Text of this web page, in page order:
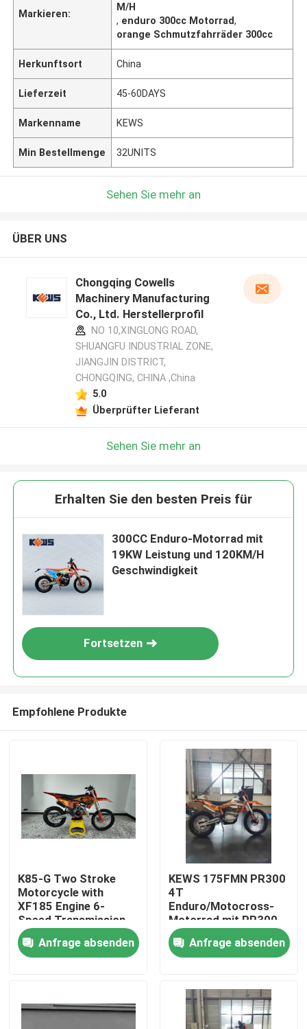
Haus
Markieren:
M/H
, enduro 300cc Motorrad,
orange Schmutzfahrräder 300cc
Herkunftsort China
Lieferzeit 45-60DAYS
Markenname KEWS
Min Bestellmenge 32UNITS
Sehen Sie mehr an
ÜBER UNS
Chongqing Cowells
Machinery Manufacturing
Co., Ltd. Herstellerprofil
NO 10,XINGLONG ROAD,
SHUANGFU INDUSTRIAL ZONE,
JIANGJIN DISTRICT,
CHONGQING, CHINA ,China
5.0
Überprüfter Lieferant
Sehen Sie mehr an
Erhalten Sie den besten Preis für
300CC Enduro-Motorrad mit
19KW Leistung und 120KM/H
Geschwindigkeit
Fortsetzen
Empfohlene Produkte
K85-G Two Stroke
Motorcycle with
XF185 Engine 6-
Speed Transmission
and Professional
Suspension for Off-
Road Adventure
Anfrage absenden
KEWS 175FMN PR300
4T
Enduro/Motocross-
Motorrad mit PR300-
Motor 271,3ML
Kolbenumfang und
elektrischem Starter
Anfrage absenden